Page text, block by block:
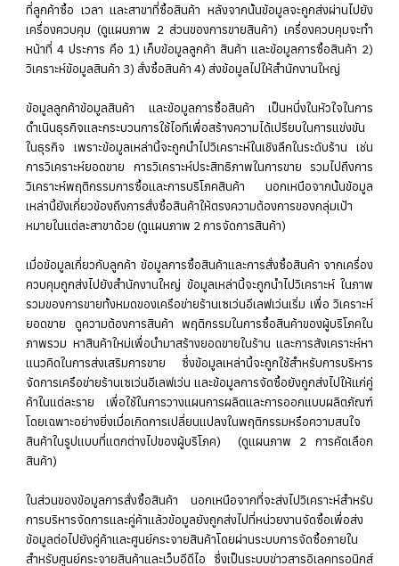
ที่ลูกค้าซื้อ เวลา และสาขาที่ซื้อสินค้า หลังจากนั้นข้อมูลจะถูกส่งผ่านไปยัง
เครื่องควบคุม (ดูแผนภาพ 2 ส่วนของการขายสินค้า) เครื่องควบคุมจะทำ
หน้าที่ 4 ประการ คือ 1) เก็บข้อมูลลูกค้า สินค้า และข้อมูลการซื้อสินค้า 2)
วิเคราะห์ข้อมูลสินค้า 3) สั่งซื้อสินค้า 4) ส่งข้อมูลไปให้สำนักงานใหญ่
ข้อมูลลูกค้าข้อมูลสินค้า และข้อมูลการซื้อสินค้า เป็นหนึ่งในหัวใจในการ
ดำเนินธุรกิจและกระบวนการใช้ไอทีเพื่อสร้างความได้เปรียบในการแข่งขัน
ในธุรกิจ เพราะข้อมูลเหล่านี้จะถูกนำไปวิเคราะห์ในเชิงลึกในระดับร้าน เช่น
การวิเคราะห์ยอดขาย การวิเคราะห์ประสิทธิภาพในการขาย รวมไปถึงการ
วิเคราะห์พฤติกรรมการซื้อและการบริโภคสินค้า นอกเหนือจากนั้นข้อมูล
เหล่านี้ยังเกี่ยวข้องถึงการสั่งซื้อสินค้าให้ตรงความต้องการของกลุ่มเป้า
หมายในแต่ละสาขาด้วย (ดูแผนภาพ 2 การจัดการสินค้า)
เมื่อข้อมูลเกี่ยวกับลูกค้า ข้อมูลการซื้อสินค้าและการสั่งซื้อสินค้า จากเครื่อง
ควบคุมถูกส่งไปยังสำนักงานใหญ่ ข้อมูลเหล่านี้จะถูกนำไปวิเคราะห์ ในภาพ
รวมของการขายทั้งหมดของเครือข่ายร้านเซเว่นอีเลฟเว่นเริ่ม เพื่อ วิเคราะห์
ยอดขาย ดูความต้องการสินค้า พฤติกรรมในการซื้อสินค้าของผู้บริโภคใน
ภาพรวม หาสินค้าใหม่เพื่อนำมาสร้างยอดขายในร้าน และการสังเคราะห์หา
แนวคิดในการส่งเสริมการขาย ซึ่งข้อมูลเหล่านี้จะถูกใช้สำหรับการบริหาร
จัดการเครือข่ายร้านเซเว่นอีเลฟเว่น และข้อมูลการจัดซื้อยังถูกส่งไปให้แก่คู่
ค้าในแต่ละราย เพื่อใช้ในการวางแผนการผลิตและการออกแบบผลิตภัณฑ์
โดยเฉพาะอย่างยิ่งเมื่อเกิดการเปลี่ยนแปลงในพฤติกรรมหรือความสนใจ
สินค้าในรูปแบบที่แตกต่างไปของผู้บริโภค) (ดูแผนภาพ 2 การคัดเลือก
สินค้า)
ในส่วนของข้อมูลการสั่งซื้อสินค้า นอกเหนือจากที่จะส่งไปวิเคราะห์สำหรับ
การบริหารจัดการและคู่ค้าแล้วข้อมูลยังถูกส่งไปที่หน่วยงานจัดซื้อเพื่อส่ง
ข้อมูลต่อไปยังคู่ค้าและศูนย์กระจายสินค้าโดยผ่านระบบการจัดซื้อภายใน
สำหรับศูนย์กระจายสินค้าและเว็บอีดีไอ ซึ่งเป็นระบบข่าวสารอิเลคทรอนิกส์